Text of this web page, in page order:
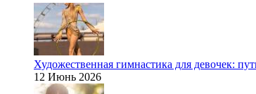
Художественная гимнастика для девочек:
12 Июнь 2026